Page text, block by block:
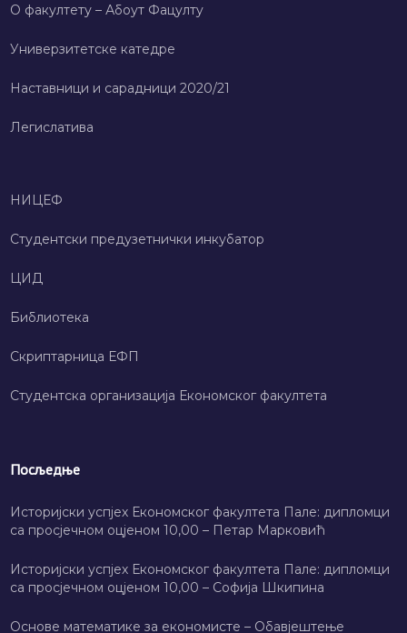
О факултету – Абоут Фацултy
Универзитетске катедре
Наставници и сарадници 2020/21
Легислатива
НИЦЕФ
Студентски предузетнички инкубатор
ЦИД
Библиотека
Скриптарница ЕФП
Студентска организација Економског факултета
Посљедње
Историјски успјех Економског факултета Пале: дипломци
са просјечном оцјеном 10,00 – Петар Марковић
Историјски успјех Економског факултета Пале: дипломци
са просјечном оцјеном 10,00 – Софија Шкипина
Основе математике за економисте – Обавјештење